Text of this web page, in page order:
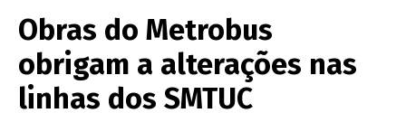
Obras do Metrobus
obrigam a alterações nas
linhas dos SMTUC